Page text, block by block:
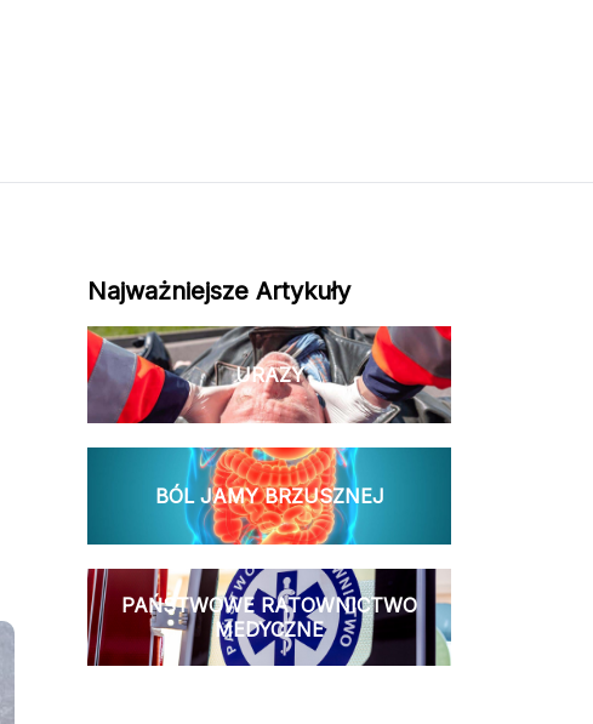
Najważniejsze Artykuły
URAZY
BÓL JAMY BRZUSZNEJ
PAŃSTWOWE RATOWNICTWO
MEDYCZNE